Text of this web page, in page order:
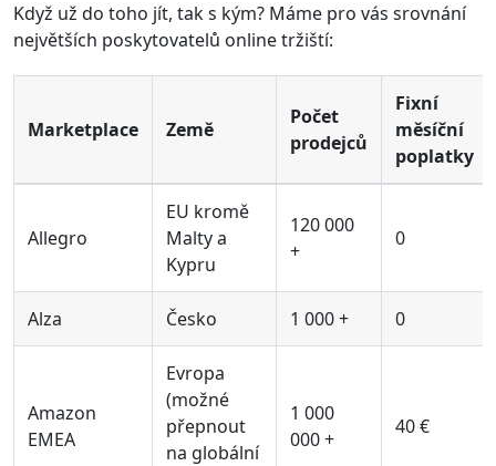
Když už do toho jít, tak s kým? Máme pro vás srovnání
největších poskytovatelů online tržiští:
Marketplace Země
Počet
prodejců
Fixní
měsíční
poplatky
Allegro
EU kromě
Malty a
Kypru
120 000
+
0
Alza Česko 1 000 + 0
Amazon
EMEA
Evropa
(možné
přepnout
na globální
1 000
000 +
40 €